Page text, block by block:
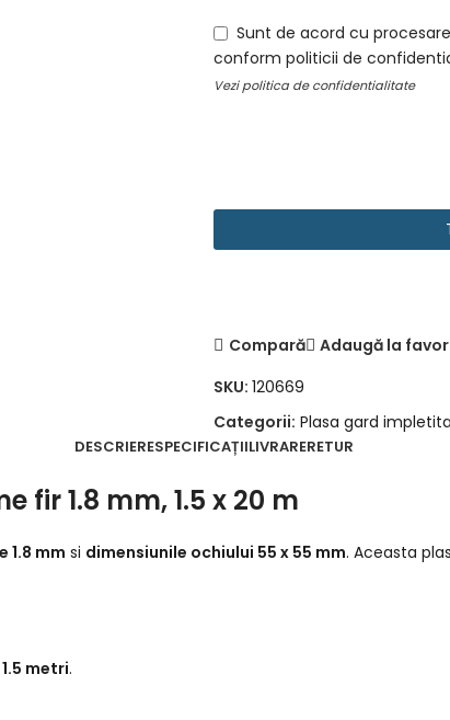
Sunt de acord cu
conform politicii de
Vezipolitica de confidentialitate
Compară
Adaugă la
SKU: 120669
Categorii: Plasa gard impletita
DESCRIERESPECIFICAȚIILIVRARERETUR
1.8 mm, 1.5 x 20 m
1.8 mm si dimensiunile ochiului 55 x 55 mm. Aceasta
metri.